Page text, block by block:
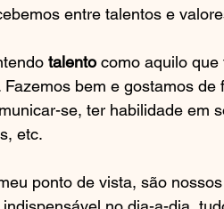
entre talentos e
talento como aquilo que
bem e gostamos
se, ter habilidade em
etc.
ponto de vista, são